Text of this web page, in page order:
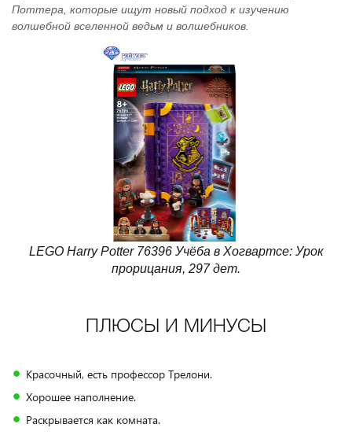
Поттера, которые ищут новый подход к изучению
волшебной вселенной ведьм и волшебников.
LEGO Harry Potter 76396 Учёба в Хогвартсе: Урок
прорицания, 297 дет.
ПЛЮСЫ И МИНУСЫ
Красочный, есть профессор Трелони.
Хорошее наполнение.
Раскрывается как комната.